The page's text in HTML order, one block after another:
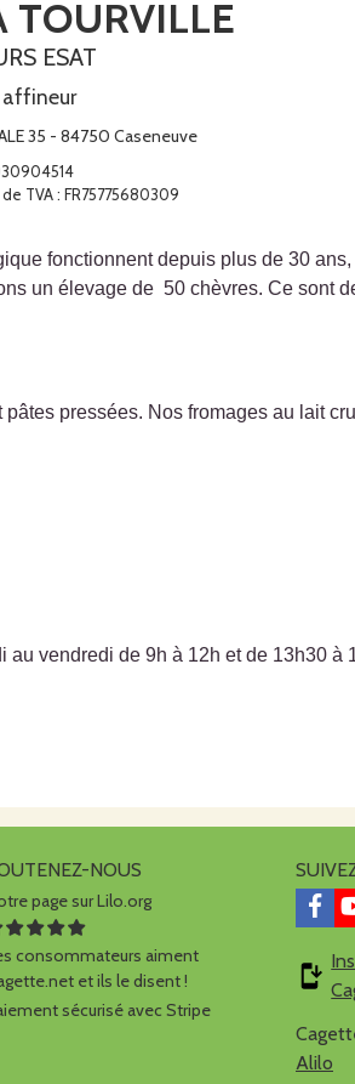
TOURVILLE
ESAT
affineur
35 - 84750 Caseneuve
TVA : FR75775680309
fonctionnent depuis plus de 30
un élevage de 50 chèvres. Ce sont
pressées. Nos fromages au lait
vendredi de 9h à 12h et de 13h30 à
NOUS
page sur Lilo.org
consommateurs aiment
et ils le disent !
sécurisé avec Stripe
Alilo